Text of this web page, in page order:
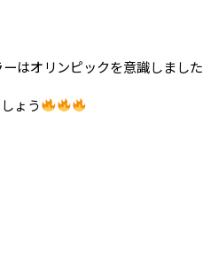
はオリンピックを意識しました
ょう